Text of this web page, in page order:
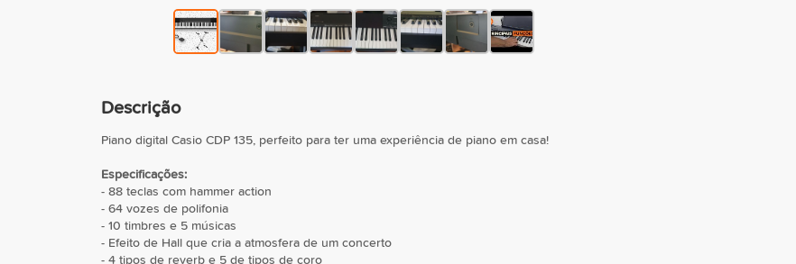
Descrição
Piano digital Casio CDP 135, perfeito para ter uma experiência de piano em casa!
Especificações:
- 88 teclas com hammer action
- 64 vozes de polifonia
- 10 timbres e 5 músicas
- Efeito de Hall que cria a atmosfera de um concerto
- 4 tipos de reverb e 5 de tipos de coro